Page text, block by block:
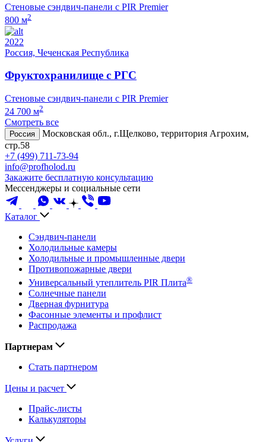
Стеновые сэндвич-панели с PIR Premier
800 м2
2022
Россия, Чеченская Республика
Фруктохранилище с РГС
Стеновые сэндвич-панели с PIR Premier
24 700 м2
Смотреть все
Россия
Московская обл., г.Щелково, территория Агрохим,
стр.58
+7 (499) 711-73-94
info@profholod.ru
Закажите бесплатную консультацию
Мессенджеры и социальные сети
Каталог
Сэндвич-панели
Холодильные камеры
Холодильные и промышленные двери
Противопожарные двери
Универсальный утеплитель PIR Плита®
Солнечные панели
Дверная фурнитура
Фасонные элементы и профлист
Распродажа
Партнерам
Стать партнером
Цены и расчет
Прайс-листы
Калькуляторы